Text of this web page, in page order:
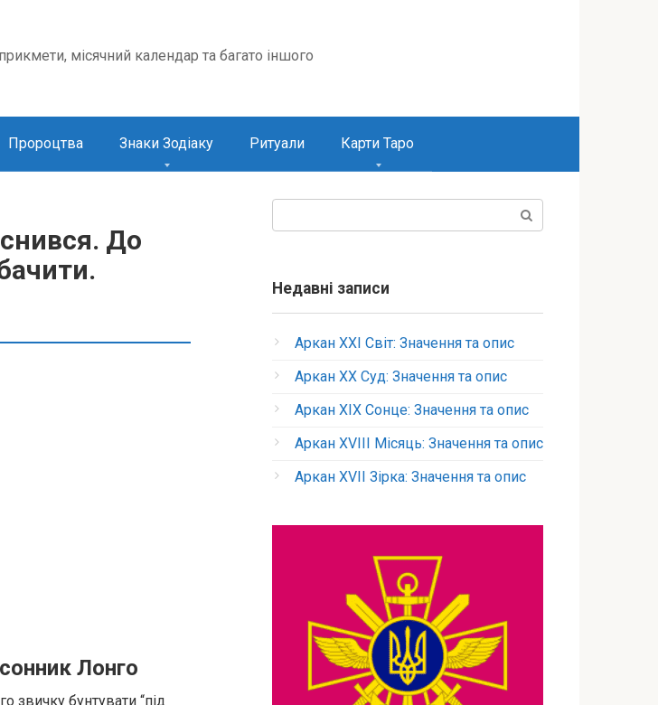
місячний календар та багато іншого
Пророцтва Знаки Зодіаку Ритуали Карти Таро
До
Лонго
звичку бунтувати “під
Недавні записи
Аркан XXI Світ: Значення та опис
Аркан XX Суд: Значення та опис
Аркан XIX Сонце: Значення та опис
Аркан XVIII Місяць: Значення та опис
Аркан XVII Зірка: Значення та опис